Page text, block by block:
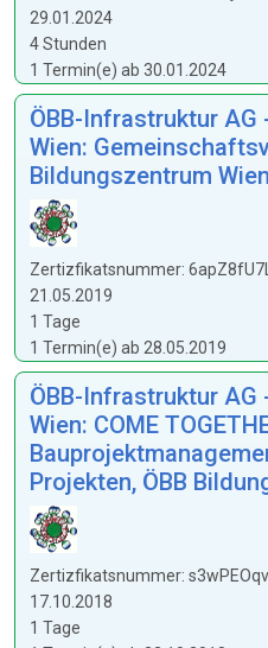
29.01.2024
4 Stunden
1 Termin(e) ab 30.01.2024
ÖBB-Infrastruktur
Wien:
Bildungszentrum Wien
Zertizfikatsnummer:
21.05.2019
1 Tage
1 Termin(e) ab 28.05.2019
ÖBB-Infrastruktur
Wien: COME
Projekten, ÖBB
Zertizfikatsnummer:
17.10.2018
1 Tage